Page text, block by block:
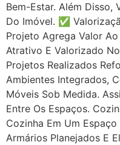
Bem-Estar. Além Disso,
Do Imóvel. ✅
Projeto Agrega Valor
Atrativo E Valorizado
Projetos Realizados
Ambientes Integrados,
Móveis Sob Medida.
Entre Os Espaços.
Cozinha Em Um
Armários Planejados E